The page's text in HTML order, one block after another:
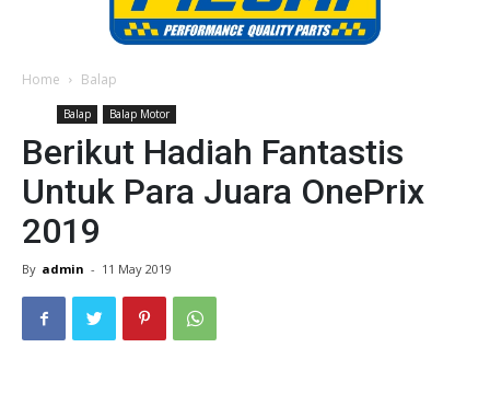
Home Balap
Balap Balap Motor
Berikut Hadiah Fantastis
Untuk Para Juara OnePrix
2019
By admin - 11 May 2019